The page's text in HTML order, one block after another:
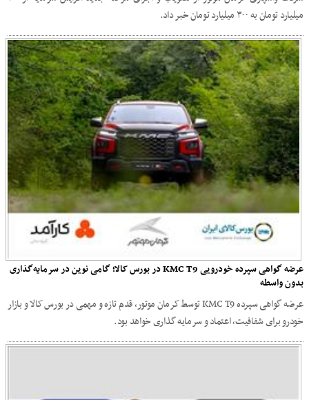
میلیارد تومان به ۳۰۰ میلیارد تومان خبر داد.
عرضه گواهی سپرده خودرویی KMC T9 در بورس کالا؛ گامی نوین در سرمایه‌گذاری
بدون واسطه
عرضه گواهی سپرده KMC T9 توسط کرمان موتور، قدم تازه و مهمی در بورس کالا و بازار
خودرو برای شفافیت، اعتماد و سرمایه گذاری خواهد بود.